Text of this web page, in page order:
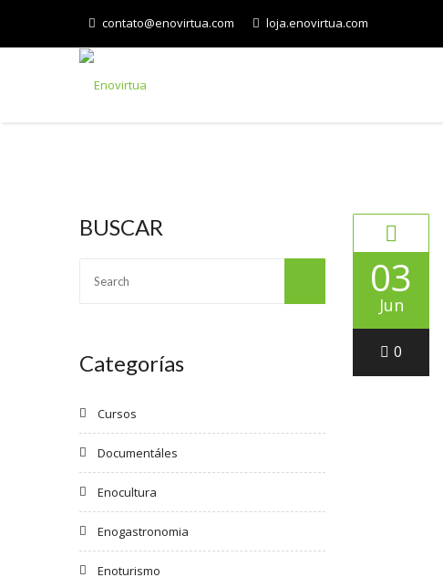
contato@enovirtua.com loja.enovirtua.com
03
Jun
0
BUSCAR
Categorías
Cursos
Documentáles
Enocultura
Enogastronomia
Enoturismo